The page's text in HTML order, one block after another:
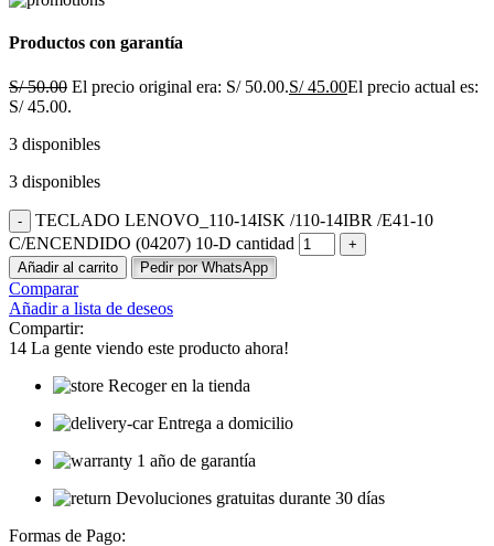
Productos con garantía
S/50.00 El precio original era: S/ 50.00.S/45.00El precio actual es:
S/ 45.00.
3 disponibles
3 disponibles
TECLADO LENOVO_110-14ISK /110-14IBR /E41-10
C/ENCENDIDO (04207) 10-D cantidad
Añadir al carrito Pedir por WhatsApp
Comparar
Añadir a lista de deseos
Compartir:
14 La gente viendo este producto ahora!
Recoger en la tienda
Entrega a domicilio
1 año de garantía
Devoluciones gratuitas durante 30 días
Formas de Pago: